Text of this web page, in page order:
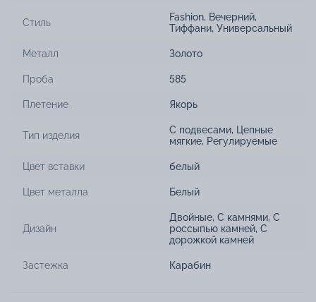
Стиль Fashion, Вечерний,
Тиффани, Универсальный
Металл Золото
Проба 585
Плетение Якорь
Тип изделия С подвесами, Цепные
мягкие, Регулируемые
Цвет вставки белый
Цвет металла Белый
Дизайн
Двойные, С камнями, С
россыпью камней, С
дорожкой камней
Застежка Карабин